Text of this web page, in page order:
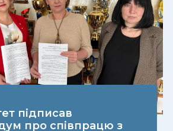
підписав
про співпрацю з